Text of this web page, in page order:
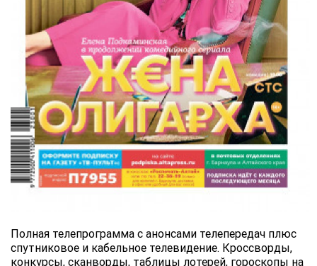
Полная телепрограмма с анонсами телепередач плюс
спутниковое и кабельное телевидение. Кроссворды,
конкурсы, сканворды, таблицы лотерей, гороскопы на